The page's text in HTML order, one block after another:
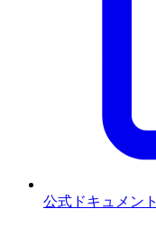
公式ドキュメント